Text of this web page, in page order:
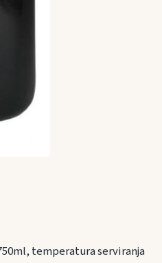
temperatura serviranja